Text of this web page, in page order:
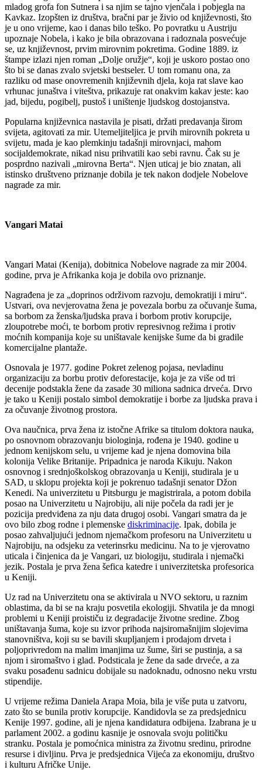
mladog grofa fon Sutnera i sa njim se tajno vjenčala i pobjegla na
Kavkaz. Izopšten iz društva, bračni par je živio od književnosti, što
je u ono vrijeme, kao i danas bilo teško. Po povratku u Austriju
upoznaje Nobela, i kako je bila obrazovana i radoznala posvećuje
se, uz književnost, prvim mirovnim pokretima. Godine 1889. iz
štampe izlazi njen roman „Dolje oružje“, koji je uskoro postao ono
što bi se danas zvalo svjetski bestseler. U tom romanu ona, za
razliku od mase onovremenih književnih djela, koja rat slave kao
vrhunac junaštva i viteštva, prikazuje rat onakvim kakav jeste: kao
jad, bijedu, pogibelj, pustoš i uništenje ljudskog dostojanstva.
Popularna književnica nastavila je pisati, držati predavanja širom
svijeta, agitovati za mir. Utemeljiteljica je prvih mirovnih pokreta u
svijetu, mada je kao plemkinju tadašnji mirovnjaci, mahom
socijaldemokrate, nikad nisu prihvatili kao sebi ravnu. Čak su je
posprdno nazivali „mirovna Berta“. Njen uticaj je bio znatan, ali
istinsko društveno priznanje dobila je tek nakon dodjele Nobelove
nagrade za mir.
Vangari Matai
Vangari Matai (Kenija), dobitnica Nobelove nagrade za mir 2004.
godine, prva je Afrikanka koja je dobila ovo priznanje.
Nagrađena je za „doprinos održivom razvoju, demokratiji i miru“.
Ustvari, ova nevjerovatna žena je povezala borbu za očuvanje šuma,
sa borbom za ženska/ljudska prava i borbom protiv korupcije,
zloupotrebe moći, te borbom protiv represivnog režima i protiv
moćnih kompanija koje su uništavale kenijske šume da bi gradile
komercijalne plantaže.
Osnovala je 1977. godine Pokret zelenog pojasa, nevladinu
organizaciju za borbu protiv deforestacije, koja je za više od tri
decenije podstakla žene da zasade 30 miliona sadnica drveća. Drvo
je tako u Keniji postalo simbol demokratije i borbe za ljudska prava i
za očuvanje životnog prostora.
Ova naučnica, prva žena iz istočne Afrike sa titulom doktora nauka,
po osnovnom obrazovanju biologinja, rođena je 1940. godine u
jednom kenijskom selu, u vrijeme kad je njena domovina bila
kolonija Velike Britanije. Pripadnica je naroda Kikuju. Nakon
osnovnog i srednjoškolskog obrazovanja u Keniji, studirala je u
SAD, u sklopu projekta koji je pokrenuo tadašnji senator Džon
Kenedi. Na univerzitetu u Pitsburgu je magistrirala, a potom dobila
posao na Univerzitetu u Najrobiju, ali nije počela da radi jer je
pozicija predviđena za nju data drugoj osobi. Vangari smatra da je
ovo bilo zbog rodne i plemenske diskriminacije. Ipak, dobila je
posao zahvaljujući jednom njemačkom profesoru na Univerzitetu u
Najrobiju, na odsjeku za veterinsrku medicinu. Na to je vjerovatno
uticala i činjenica da je Vangari, uz biologiju, studirala i njemački
jezik. Postala je prva žena šefica katedre i univerzitetska profesorica
u Keniji.
Uz rad na Univerzitetu ona se aktivirala u NVO sektoru, u raznim
oblastima, da bi se na kraju posvetila ekologiji. Shvatila je da mnogi
problemi u Keniji proističu iz degradacije životne sredine. Zbog
uništavanja šuma, koje su izvor prihoda najsiromašnijim slojevima
stanovništva, koji su se bavili skupljanjem i prodajom drveta i
poljoprivredom na malim imanjima uz šume, širi se pustinja, a sa
njom i siromaštvo i glad. Podsticala je žene da sade drveće, a za
svaku posađenu sadnicu dobijale su nadoknadu, odnosno neku vrstu
stipendije.
U vrijeme režima Daniela Arapa Moia, bila je više puta u zatvoru,
zato što se bunila protiv korupcije. Kandidovla se za predsjednicu
Kenije 1997. godine, ali je njena kandidatura odbijena. Izabrana je u
parlament 2002. a godinu kasnije je osnovala svoju političku
stranku. Postala je pomoćnica ministra za životnu sredinu, prirodne
resurse i divljinu. Prva je predsjednica Vijeća za ekonomiju, društvo
i kulturu Afričke Unije.